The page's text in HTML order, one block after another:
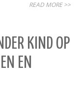
READ MORE >>
KIND OP
EN